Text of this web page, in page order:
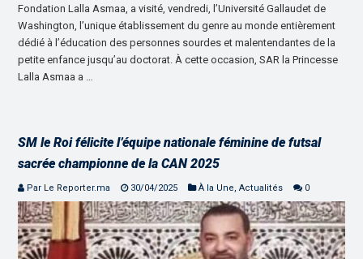
Fondation Lalla Asmaa, a visité, vendredi, l’Université Gallaudet de
Washington, l’unique établissement du genre au monde entièrement
dédié à l’éducation des personnes sourdes et malentendantes de la
petite enfance jusqu’au doctorat. À cette occasion, SAR la Princesse
Lalla Asmaa a …
SM le Roi félicite l’équipe nationale féminine de futsal
sacrée championne de la CAN 2025
Par Le Reporter.ma 30/04/2025 À la Une,Actualités 0